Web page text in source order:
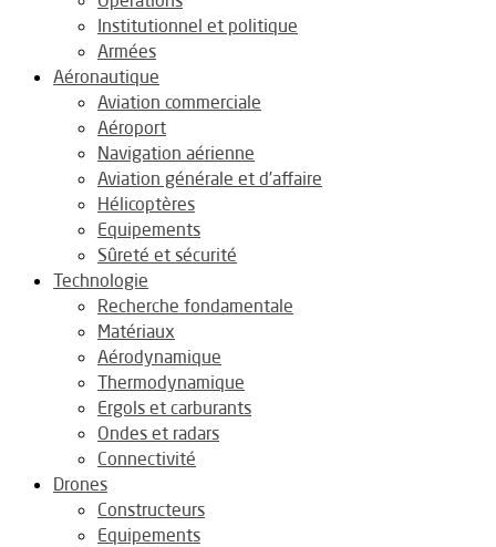
Institutionnel et politique
Armées
Aéronautique
Aviation commerciale
Aéroport
Navigation aérienne
Aviation générale et d’affaire
Hélicoptères
Equipements
Sûreté et sécurité
Technologie
Recherche fondamentale
Matériaux
Aérodynamique
Thermodynamique
Ergols et carburants
Ondes et radars
Connectivité
Drones
Constructeurs
Equipements